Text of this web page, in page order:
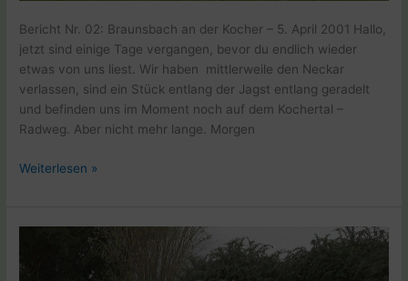
Bericht Nr. 02: Braunsbach an der Kocher – 5. April 2001 Hallo,
jetzt sind einige Tage vergangen, bevor du endlich wieder
etwas von uns liest. Wir haben mittlerweile den Neckar
verlassen, sind ein Stück entlang der Jagst entlang geradelt
und befinden uns im Moment noch auf dem Kochertal –
Radweg. Aber nicht mehr lange. Morgen
Weltreise
–
Weiterlesen »